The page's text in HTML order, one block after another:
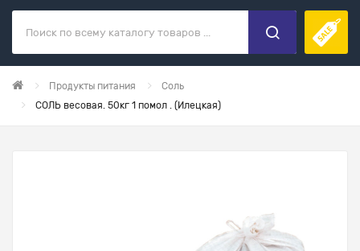
Продукты питания
Соль
СОЛЬ весовая. 50кг 1 помол . (Илецкая)